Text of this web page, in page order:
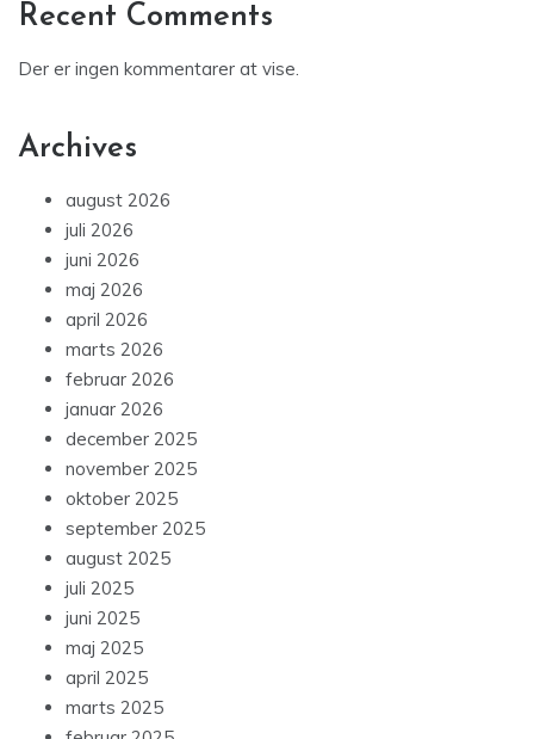
Recent Comments
Der er ingen kommentarer at vise.
Archives
august 2026
juli 2026
juni 2026
maj 2026
april 2026
marts 2026
februar 2026
januar 2026
december 2025
november 2025
oktober 2025
september 2025
august 2025
juli 2025
juni 2025
maj 2025
april 2025
marts 2025